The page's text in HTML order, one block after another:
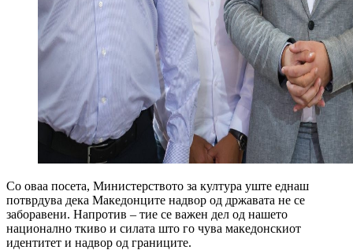
Со оваа посета, Министерството за култура уште еднаш
потврдува дека Македонците надвор од државата не се
заборавени. Напротив – тие се важен дел од нашето
национално ткиво и силата што го чува македонскиот
идентитет и надвор од границите.